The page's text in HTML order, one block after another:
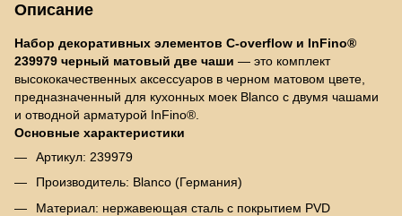
Описание
Набор декоративных элементов C-overflow и InFino®
239979 черный матовый две чаши — это комплект
высококачественных аксессуаров в черном матовом цвете,
предназначенный для кухонных моек Blanco с двумя чашами
и отводной арматурой InFino®.
Основные характеристики
Артикул: 239979
Производитель: Blanco (Германия)
Материал: нержавеющая сталь с покрытием PVD